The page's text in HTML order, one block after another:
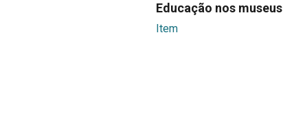
Educação nos museus
Item